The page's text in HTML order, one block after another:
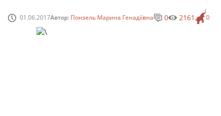
01.06.2017Автор: Понзель Марина Генадіївна 0
0 2161